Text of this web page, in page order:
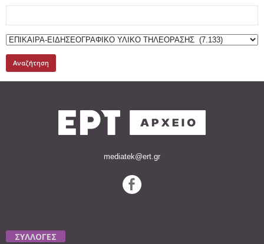
for:
mediatek@ert.gr
ΣΥΛΛΟΓΕΣ